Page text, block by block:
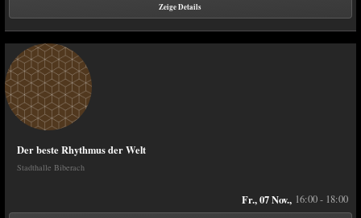
Zeige Details
Der beste Rhythmus der Welt
Stadthalle Biberach
Fr., 07 Nov., 16:00 - 18:00